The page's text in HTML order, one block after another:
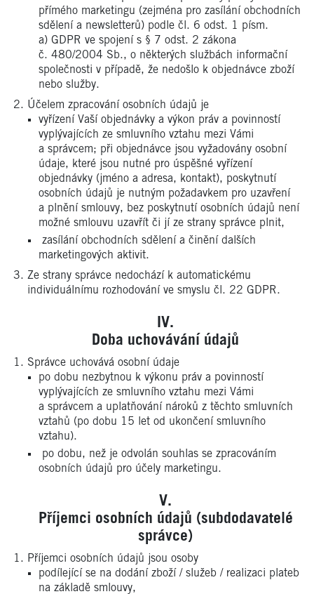
přímého marketingu (zejména pro zasílání obchodních
sdělení a newsletterů) podle čl. 6 odst. 1 písm.
a) GDPR ve spojení s § 7 odst. 2 zákona
č. 480/2004 Sb., o některých službách informační
společnosti v případě, že nedošlo k objednávce zboží
nebo služby.
Účelem zpracování osobních údajů je
vyřízení Vaší objednávky a výkon práv a povinností
vyplývajících ze smluvního vztahu mezi Vámi
a správcem; při objednávce jsou vyžadovány osobní
údaje, které jsou nutné pro úspěšné vyřízení
objednávky (jméno a adresa, kontakt), poskytnutí
osobních údajů je nutným požadavkem pro uzavření
a plnění smlouvy, bez poskytnutí osobních údajů není
možné smlouvu uzavřít či jí ze strany správce plnit,
zasílání obchodních sdělení a činění dalších
marketingových aktivit.
Ze strany správce nedochází k automatickému
individuálnímu rozhodování ve smyslu čl. 22 GDPR.
Doba uchovávání údajů
Správce uchovává osobní údaje
po dobu nezbytnou k výkonu práv a povinností
vyplývajících ze smluvního vztahu mezi Vámi
a správcem a uplatňování nároků z těchto smluvních
vztahů (po dobu 15 let od ukončení smluvního
vztahu).
po dobu, než je odvolán souhlas se zpracováním
osobních údajů pro účely marketingu.
Příjemci osobních údajů (subdodavatelé
správce)
Příjemci osobních údajů jsou osoby
podílející se na dodání zboží / služeb / realizaci plateb
na základě smlouvy,